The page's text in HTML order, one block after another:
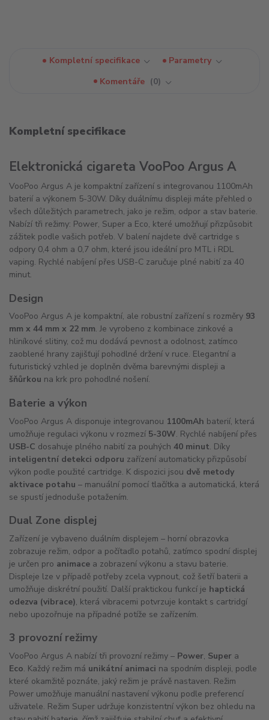
Kompletní specifikace
Parametry
Komentáře
0
Kompletní specifikace
Elektronická cigareta VooPoo Argus A
VooPoo Argus A je kompaktní zařízení s integrovanou 1100mAh
baterií a výkonem 5-30W. Díky duálnímu displeji máte přehled o
všech důležitých parametrech, jako je režim, odpor a stav baterie.
Nabízí tři režimy: Power, Super a Eco, které umožňují přizpůsobit
zážitek podle vašich potřeb. V balení najdete dvě cartridge s
odpory 0,4 ohm a 0,7 ohm, které jsou ideální pro MTL i RDL
vaping. Rychlé nabíjení přes USB-C zaručuje plné nabití za 40
minut.
Design
VooPoo Argus A je kompaktní, ale robustní zařízení s rozměry 93
mm x 44 mm x 22 mm. Je vyrobeno z kombinace zinkové a
hliníkové slitiny, což mu dodává pevnost a odolnost, zatímco
zaoblené hrany zajišťují pohodlné držení v ruce. Elegantní a
futuristický vzhled je doplněn dvěma barevnými displeji a
šňůrkou na krk pro pohodlné nošení.
Baterie a výkon
VooPoo Argus A disponuje integrovanou 1100mAh baterií, která
umožňuje regulaci výkonu v rozmezí 5-30W. Rychlé nabíjení přes
USB-C dosahuje plného nabití za pouhých 40 minut. Díky
inteligentní detekci odporu zařízení automaticky přizpůsobí
výkon podle použité cartridge. K dispozici jsou dvě metody
aktivace potahu – manuální pomocí tlačítka a automatická, která
se spustí jednoduše potažením.
Dual Zone displej
Zařízení je vybaveno duálním displejem – horní obrazovka
zobrazuje režim, odpor a počítadlo potahů, zatímco spodní displej
je určen pro animace a zobrazení výkonu a stavu baterie.
Displeje lze v případě potřeby zcela vypnout, což šetří baterii a
umožňuje diskrétní použití. Další praktickou funkcí je haptická
odezva (vibrace), která vibracemi potvrzuje kontakt s cartridgí
nebo upozořnuje na případné potíže se zařízením.
3 provozní režimy
VooPoo Argus A nabízí tři provozní režimy – Power, Super a
Eco. Každý režim má unikátní animaci na spodním displeji, podle
které okamžitě poznáte, jaký režim je právě nastaven. Režim
Power umožňuje manuální nastavení výkonu podle preferencí
uživatele. Režim Super udržuje konzistentní výkon bez ohledu na